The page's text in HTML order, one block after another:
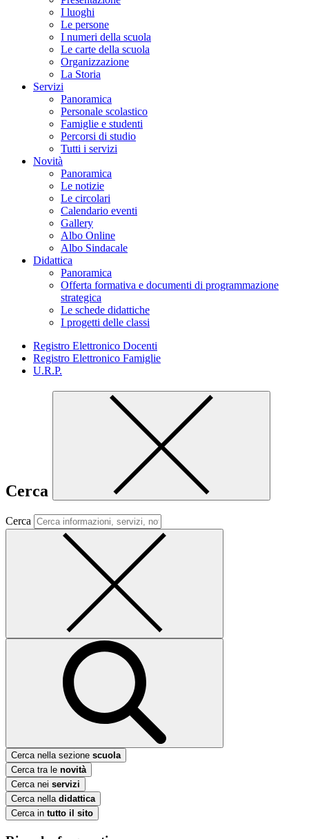
I luoghi
Le persone
I numeri della scuola
Le carte della scuola
Organizzazione
La Storia
Servizi
Panoramica
Personale scolastico
Famiglie e studenti
Percorsi di studio
Tutti i servizi
Novità
Panoramica
Le notizie
Le circolari
Calendario eventi
Gallery
Albo Online
Albo Sindacale
Didattica
Panoramica
Offerta formativa e documenti di programmazione
strategica
Le schede didattiche
I progetti delle classi
Registro Elettronico Docenti
Registro Elettronico Famiglie
U.R.P.
Cerca
Cerca
Cerca nella sezione scuola
Cerca tra le novità
Cerca nei servizi
Cerca nella didattica
Cerca in tutto il sito